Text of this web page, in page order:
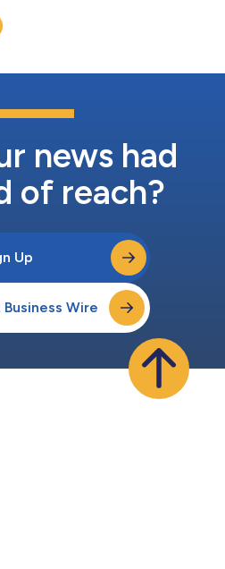
須保持頭腦清醒。哈馬斯的行動絕不
渴望混為一談。這是反人類的罪
一起，聲援其保護該國公民的權利
人士。」 關於Starr Insurance Starr
司以及C.V. Starr & Co., Inc.及其子
Starr是首屈一指的...
news had
of reach?
Up
Wire